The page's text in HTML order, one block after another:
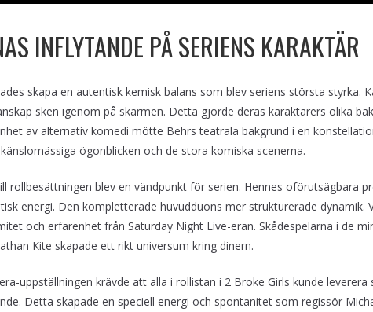
INFLYTANDE PÅ SERIENS KARAKTÄR
skapa en autentisk kemisk balans som blev seriens största styrka.
sken igenom på skärmen. Detta gjorde deras karaktärers olika
av alternativ komedi mötte Behrs teatrala bakgrund i en
ögonblicken och de stora komiska scenerna.
rollbesättningen blev en vändpunkt för serien. Hennes oförutsägbara
energi. Den kompletterade huvudduons mer strukturerade dynamik.
och erfarenhet från Saturday Night Live-eran. Skådespelarna i de
Kite skapade ett rikt universum kring dinern.
uppställningen krävde att alla i rollistan i 2 Broke Girls kunde leverera
Detta skapade en speciell energi och spontanitet som regissör